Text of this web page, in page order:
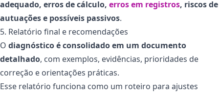
adequado, erros de cálculo, erros em registros, riscos de
autuações e possíveis passivos.
5. Relatório final e recomendações
O diagnóstico é consolidado em um documento
detalhado, com exemplos, evidências, prioridades de
correção e orientações práticas.
Esse relatório funciona como um roteiro para ajustes